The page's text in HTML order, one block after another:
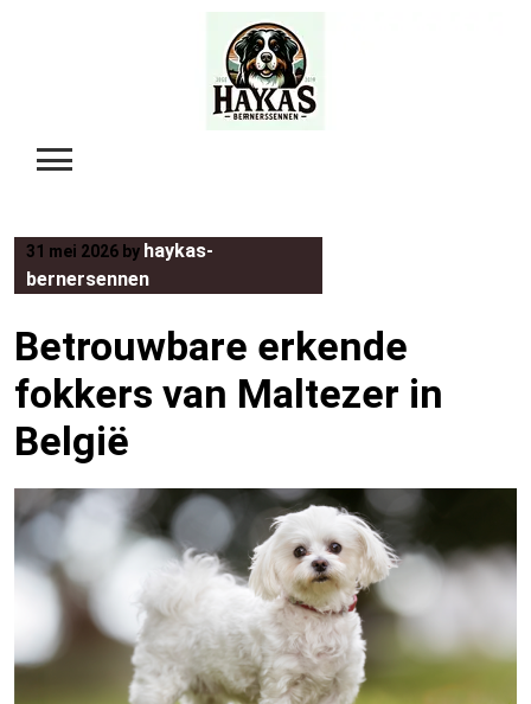
31 mei 2026 by haykas-
bernersennen
Betrouwbare erkende
fokkers van Maltezer in
België